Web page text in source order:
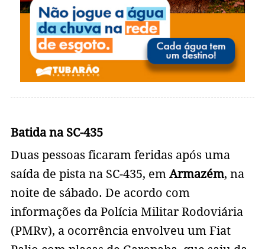
Batida na SC-435
Duas pessoas ficaram feridas após uma
saída de pista na SC-435, em Armazém, na
noite de sábado. De acordo com
informações da Polícia Militar Rodoviária
(PMRv), a ocorrência envolveu um Fiat